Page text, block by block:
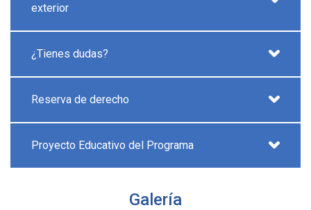
exterior
¿Tienes dudas?
Reserva de derecho
Proyecto Educativo del Programa
Galería